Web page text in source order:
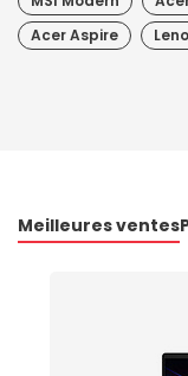
Acer Aspire
Meilleures ventes